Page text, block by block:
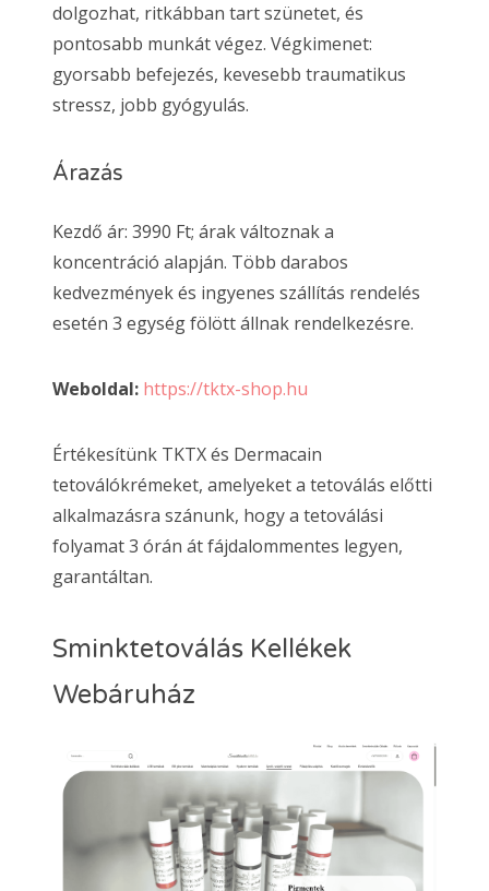
dolgozhat, ritkábban tart szünetet, és
pontosabb munkát végez. Végkimenet:
gyorsabb befejezés, kevesebb traumatikus
stressz, jobb gyógyulás.
Árazás
Kezdő ár: 3990 Ft; árak változnak a
koncentráció alapján. Több darabos
kedvezmények és ingyenes szállítás rendelés
esetén 3 egység fölött állnak rendelkezésre.
Weboldal: https://tktx-shop.hu
Értékesítünk TKTX és Dermacain
tetoválókrémeket, amelyeket a tetoválás előtti
alkalmazásra szánunk, hogy a tetoválási
folyamat 3 órán át fájdalommentes legyen,
garantáltan.
Sminktetoválás Kellékek
Webáruház